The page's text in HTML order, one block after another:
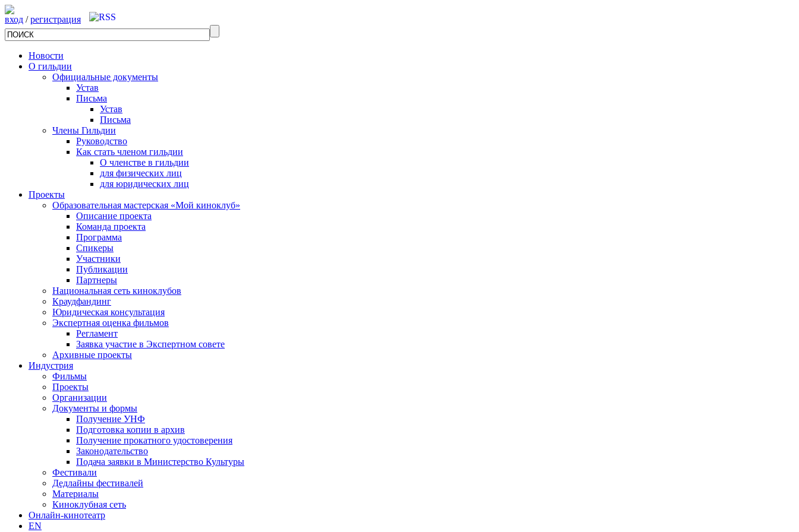
вход /регистрация
Новости
О гильдии
Официальные документы
Устав
Письма
Устав
Письма
Члены Гильдии
Руководство
Как стать членом гильдии
О членстве в гильдии
для физических лиц
для юридических лиц
Проекты
Образовательная мастерская «Мой киноклуб»
Описание проекта
Команда проекта
Программа
Спикеры
Участники
Публикации
Партнеры
Национальная сеть киноклубов
Краудфандинг
Юридическая консультация
Экспертная оценка фильмов
Регламент
Заявка участие в Экспертном совете
Архивные проекты
Индустрия
Фильмы
Проекты
Организации
Документы и формы
Получение УНФ
Подготовка копии в архив
Получение прокатного удостоверения
Законодательство
Подача заявки в Министерство Культуры
Фестивали
Дедлайны фестивалей
Материалы
Киноклубная сеть
Онлайн-кинотеатр
EN